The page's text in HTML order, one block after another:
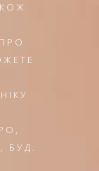
БУД.